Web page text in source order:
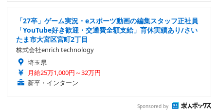
「27卒」ゲーム実況・eスポーツ動画の編集スタッフ正社員
「YouTube好き歓迎・交通費全額支給」育休実績あり/さい
たま市大宮区宮町2丁目
株式会社enrich technology
埼玉県
月給25万1,000円～32万円
新卒・インターン
Sponsored by